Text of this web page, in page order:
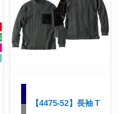
【4475-52】長袖 T